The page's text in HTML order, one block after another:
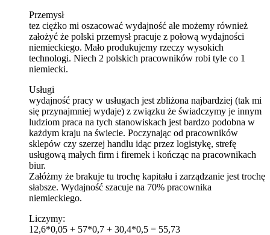
Przemysł
tez ciężko mi oszacować wydajność ale możemy również
założyć że polski przemysł pracuje z połową wydajności
niemieckiego. Mało produkujemy rzeczy wysokich
technologi. Niech 2 polskich pracowników robi tyle co 1
niemiecki.
Usługi
wydajność pracy w usługach jest zbliżona najbardziej (tak mi
się przynajmniej wydaje) z związku że świadczymy je innym
ludziom praca na tych stanowiskach jest bardzo podobna w
każdym kraju na świecie. Poczynając od pracowników
sklepów czy szerzej handlu idąc przez logistykę, strefę
usługową małych firm i firemek i kończąc na pracownikach
biur.
Załóżmy że brakuje tu trochę kapitału i zarządzanie jest trochę
słabsze. Wydajność szacuje na 70% pracownika
niemieckiego.
Liczymy:
12,6*0,05 + 57*0,7 + 30,4*0,5 = 55,73